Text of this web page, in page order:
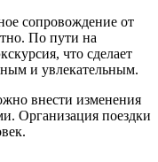
сопровождение от
По пути на
что сделает
и увлекательным.
внести изменения
Организация поездки